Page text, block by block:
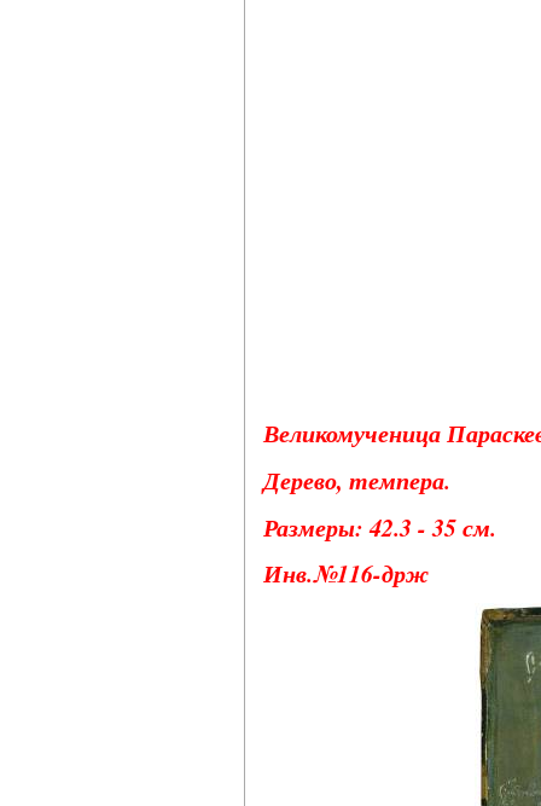
Великомученица
Дерево, темпера.
Размеры: 42.3 - 35 см.
Инв.№116-држ